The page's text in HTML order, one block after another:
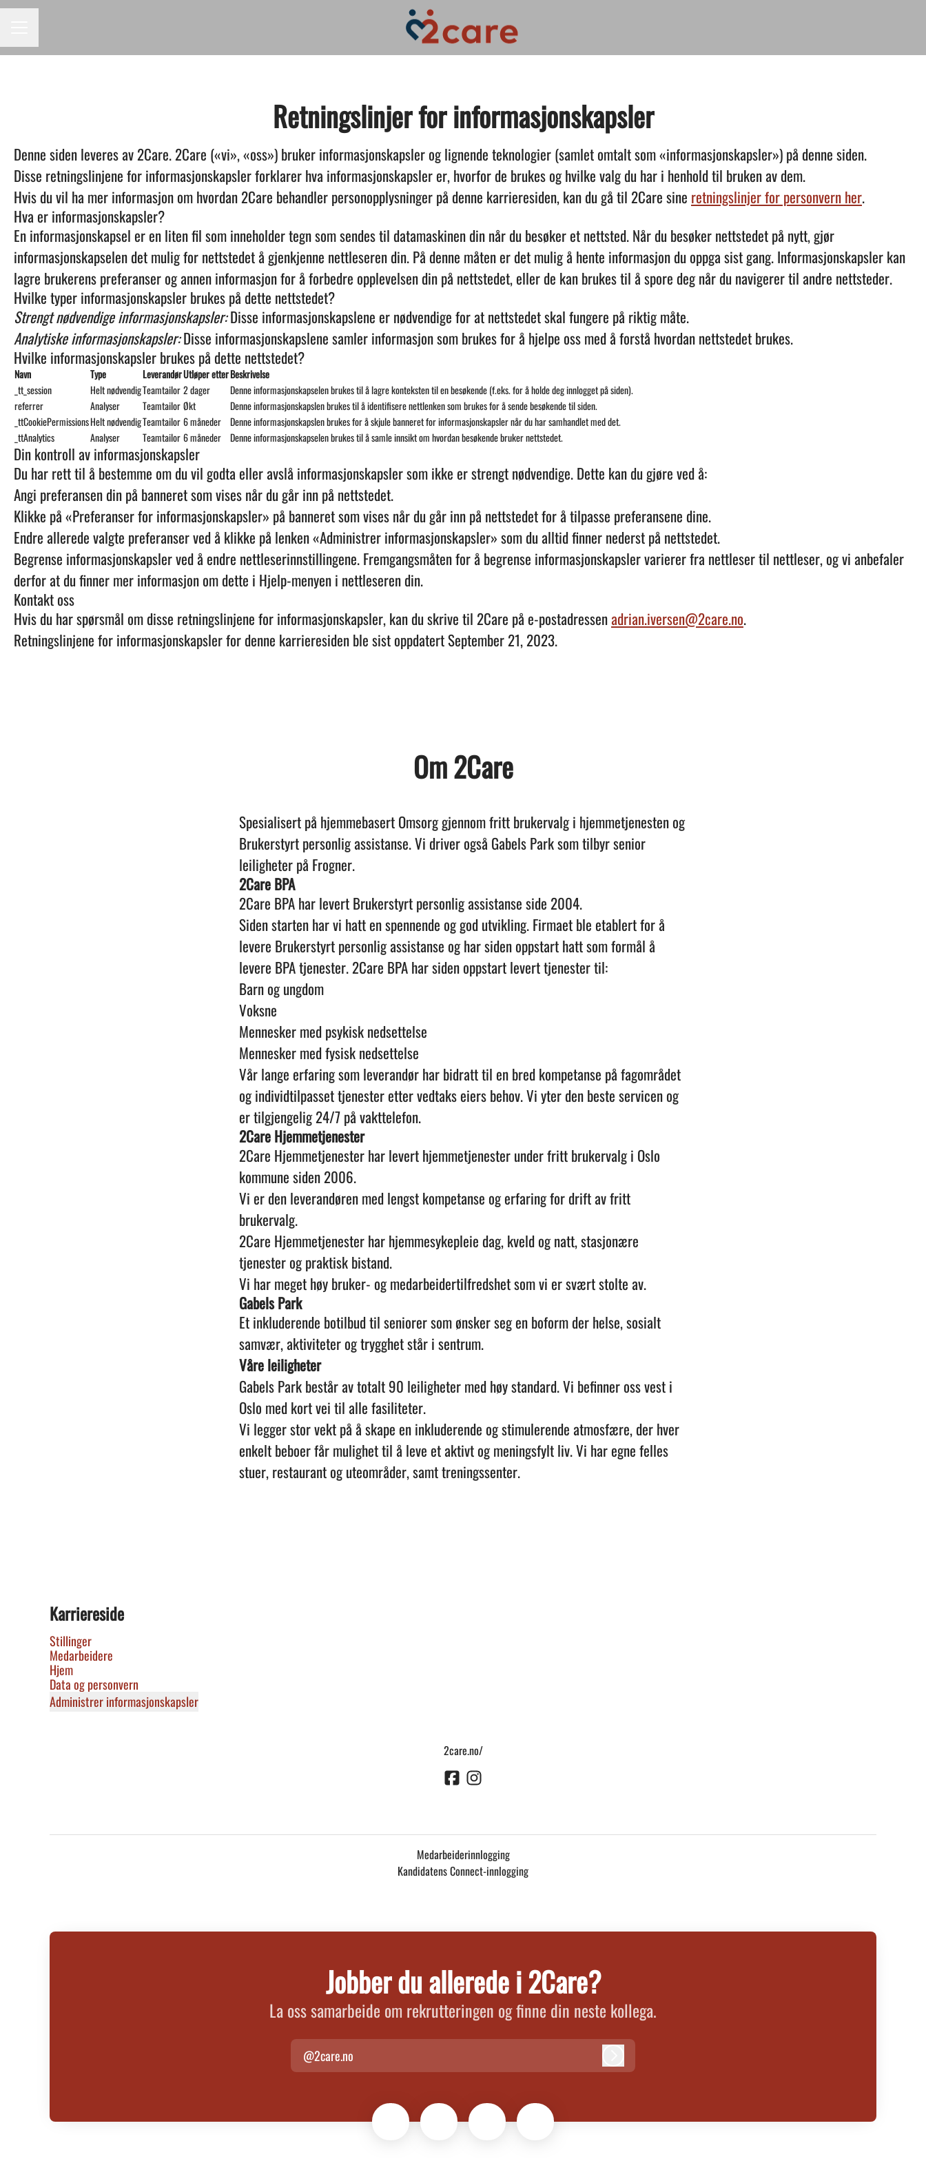
Retningslinjer for informasjonskapsler
Denne siden leveres av 2Care. 2Care («vi», «oss») bruker informasjonskapsler og lignende teknologier (samlet omtalt som «informasjonskapsler») på denne siden.
Disse retningslinjene for informasjonskapsler forklarer hva informasjonskapsler er, hvorfor de brukes og hvilke valg du har i henhold til bruken av dem.
Hvis du vil ha mer informasjon om hvordan 2Care behandler personopplysninger på denne karrieresiden, kan du gå til 2Care sine retningslinjer for personvern her.
Hva er informasjonskapsler?
En informasjonskapsel er en liten fil som inneholder tegn som sendes til datamaskinen din når du besøker et nettsted. Når du besøker nettstedet på nytt, gjør
informasjonskapselen det mulig for nettstedet å gjenkjenne nettleseren din. På denne måten er det mulig å hente informasjon du oppga sist gang. Informasjonskapsler kan
lagre brukerens preferanser og annen informasjon for å forbedre opplevelsen din på nettstedet, eller de kan brukes til å spore deg når du navigerer til andre nettsteder.
Hvilke typer informasjonskapsler brukes på dette nettstedet?
Strengt nødvendige informasjonskapsler:Disse informasjonskapslene er nødvendige for at nettstedet skal fungere på riktig måte.
Analytiske informasjonskapsler:Disse informasjonskapslene samler informasjon som brukes for å hjelpe oss med å forstå hvordan nettstedet brukes.
Hvilke informasjonskapsler brukes på dette nettstedet?
Navn Type LeverandørUtløper etterBeskrivelse
_tt_session
Helt nødvendigTeamtailor2 dager
Denne informasjonskapselen brukes til å lagre konteksten til en besøkende (f.eks. for å holde deg innlogget på siden).
referrer
Analyser TeamtailorØkt
Denne informasjonskapslen brukes til å identifisere nettlenken som brukes for å sende besøkende til siden.
_ttCookiePermissionsHelt nødvendigTeamtailor6 måneder
Denne informasjonskapslen brukes for å skjule banneret for informasjonskapsler når du har samhandlet med det.
_ttAnalytics
Analyser Teamtailor6 måneder Denne informasjonskapselen brukes til å samle innsikt om hvordan besøkende bruker nettstedet.
Din kontroll av informasjonskapsler
Du har rett til å bestemme om du vil godta eller avslå informasjonskapsler som ikke er strengt nødvendige. Dette kan du gjøre ved å:
Angi preferansen din på banneret som vises når du går inn på nettstedet.
Klikke på «Preferanser for informasjonskapsler» på banneret som vises når du går inn på nettstedet for å tilpasse preferansene dine.
Endre allerede valgte preferanser ved å klikke på lenken «Administrer informasjonskapsler» som du alltid finner nederst på nettstedet.
Begrense informasjonskapsler ved å endre nettleserinnstillingene. Fremgangsmåten for å begrense informasjonskapsler varierer fra nettleser til nettleser, og vi anbefaler
derfor at du finner mer informasjon om dette i Hjelp-menyen i nettleseren din.
Kontakt oss
Hvis du har spørsmål om disse retningslinjene for informasjonskapsler, kan du skrive til 2Care på e-postadressenadrian.iversen@2care.no.
Retningslinjene for informasjonskapsler for denne karrieresiden ble sist oppdatert September 21, 2023.
Om 2Care
Spesialisert på hjemmebasert Omsorg gjennom fritt brukervalg i hjemmetjenesten og
Brukerstyrt personlig assistanse. Vi driver også Gabels Park som tilbyr senior
leiligheter på Frogner.
2Care BPA
2Care BPA har levert Brukerstyrt personlig assistanse side 2004.
Siden starten har vi hatt en spennende og god utvikling. Firmaet ble etablert for å
levere Brukerstyrt personlig assistanse og har siden oppstart hatt som formål å
levere BPA tjenester. 2Care BPA har siden oppstart levert tjenester til:
Barn og ungdom
Voksne
Mennesker med psykisk nedsettelse
Mennesker med fysisk nedsettelse
Vår lange erfaring som leverandør har bidratt til en bred kompetanse på fagområdet
og individtilpasset tjenester etter vedtaks eiers behov. Vi yter den beste servicen og
er tilgjengelig 24/7 på vakttelefon.
2Care Hjemmetjenester
2Care Hjemmetjenester har levert hjemmetjenester under fritt brukervalg i Oslo
kommune siden 2006.
Vi er den leverandøren med lengst kompetanse og erfaring for drift av fritt
brukervalg.
2Care Hjemmetjenester har hjemmesykepleie dag, kveld og natt, stasjonære
tjenester og praktisk bistand.
Vi har meget høy bruker- og medarbeidertilfredshet som vi er svært stolte av.
Gabels Park
Et inkluderende botilbud til seniorer som ønsker seg en boform der helse, sosialt
samvær, aktiviteter og trygghet står i sentrum.
Våre leiligheter
Gabels Park består av totalt 90 leiligheter med høy standard. Vi befinner oss vest i
Oslo med kort vei til alle fasiliteter.
Vi legger stor vekt på å skape en inkluderende og stimulerende atmosfære, der hver
enkelt beboer får mulighet til å leve et aktivt og meningsfylt liv. Vi har egne felles
stuer, restaurant og uteområder, samt treningssenter.
Karriereside
Stillinger
Medarbeidere
Hjem
Data og personvern
Administrer informasjonskapsler
2care.no/
Medarbeiderinnlogging
Kandidatens Connect-innlogging
Jobber du allerede i 2Care?
La oss samarbeide om rekrutteringen og finne din neste kollega.
@2care.no